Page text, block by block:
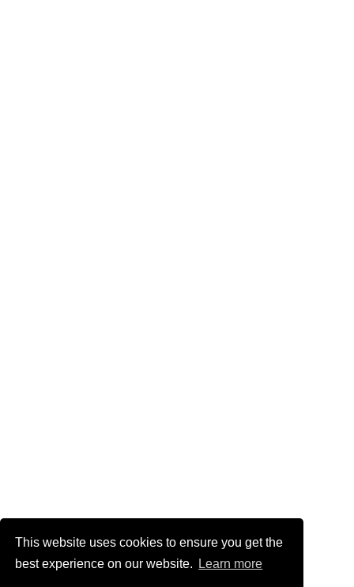
This website uses cookies to ensure you get the
best experience on our website.
Learn more